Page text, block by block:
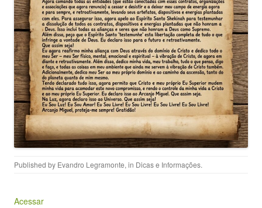
Published by Evandro Legramonte, in Dicas e Informações.
Acessar